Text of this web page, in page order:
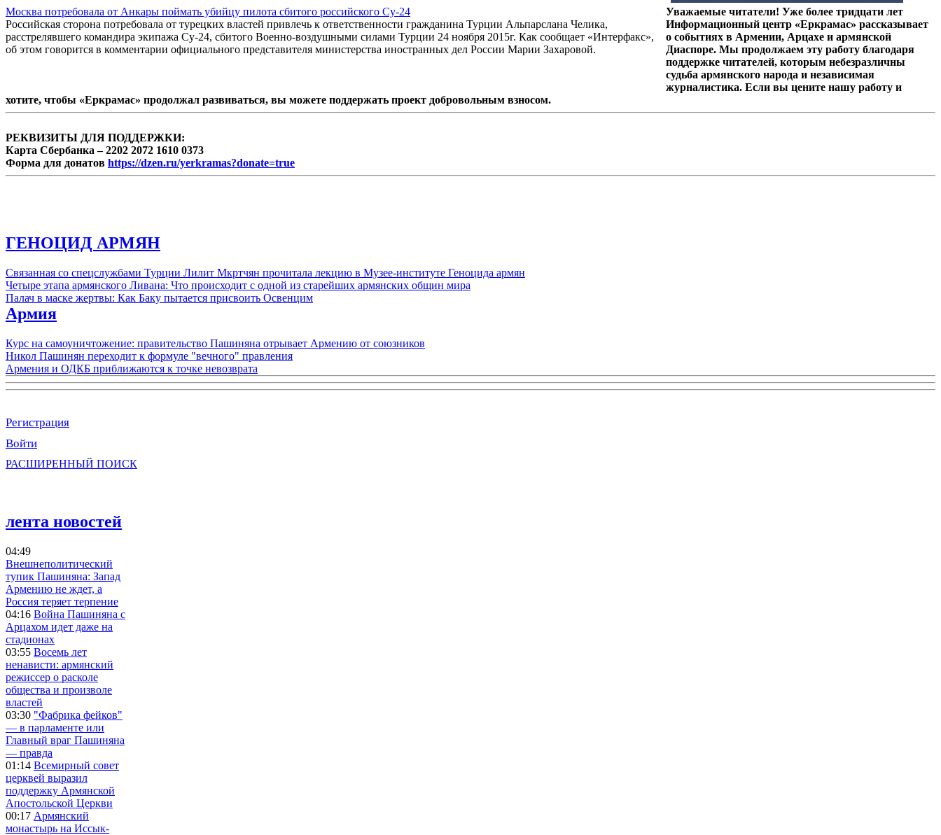
Москва потребовала от Анкары поймать убийцу пилота сбитого российского Су-24
Российская сторона потребовала от турецких властей привлечь к ответственности гражданина Турции Альпарслана Челика,
расстрелявшего командира экипажа Су-24, сбитого Военно-воздушными силами Турции 24 ноября 2015г. Как сообщает «Интерфакс»,
об этом говорится в комментарии официального представителя министерства иностранных дел России Марии Захаровой.
Уважаемые читатели! Уже более тридцати лет
Информационный центр «Еркрамас» рассказывает
о событиях в Армении, Арцахе и армянской
Диаспоре. Мы продолжаем эту работу благодаря
поддержке читателей, которым небезразличны
судьба армянского народа и независимая
журналистика. Если вы цените нашу работу и
хотите, чтобы «Еркрамас» продолжал развиваться, вы можете поддержать проект добровольным взносом.
РЕКВИЗИТЫ ДЛЯ ПОДДЕРЖКИ:
Карта Сбербанка – 2202 2072 1610 0373
Форма для донатов https://dzen.ru/yerkramas?donate=true
ГЕНОЦИД АРМЯН
Связанная со спецслужбами Турции Лилит Мкртчян прочитала лекцию в Музее-институте Геноцида армян
Четыре этапа армянского Ливана: Что происходит с одной из старейших армянских общин мира
Палач в маске жертвы: Как Баку пытается присвоить Освенцим
Армия
Курс на самоуничтожение: правительство Пашиняна отрывает Армению от союзников
Никол Пашинян переходит к формуле "вечного" правления
Армения и ОДКБ приближаются к точке невозврата
Регистрация
Войти
РАСШИРЕННЫЙ ПОИСК
лента новостей
04:49
Внешнеполитический
тупик Пашиняна: Запад
Армению не ждет, а
Россия теряет терпение
04:16 Война Пашиняна с
Арцахом идет даже на
стадионах
03:55 Восемь лет
ненависти: армянский
режиссер о расколе
общества и произволе
властей
03:30 "Фабрика фейков"
— в парламенте или
Главный враг Пашиняна
— правда
01:14 Всемирный совет
церквей выразил
поддержку Армянской
Апостольской Церкви
00:17 Армянский
монастырь на Иссык-